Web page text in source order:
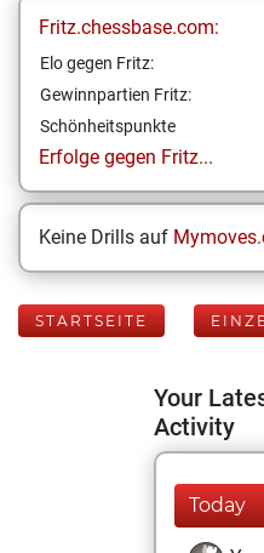
Fritz.chessbase.com:
Elo gegen Fritz:
Gewinnpartien Fritz:
Schönheitspunkte
Erfolge gegen Fritz...
Keine Drills auf
STARTSEITE
Your
Activity
Today